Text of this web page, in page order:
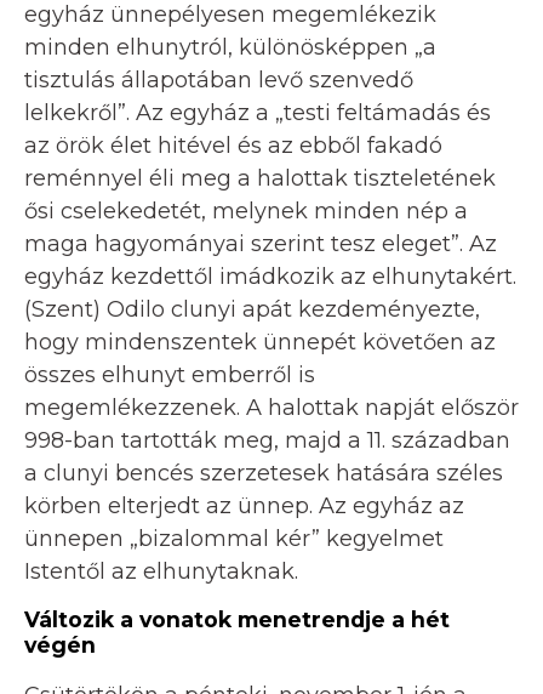
egyház ünnepélyesen megemlékezik
minden elhunytról, különösképpen „a
tisztulás állapotában levő szenvedő
lelkekről”. Az egyház a „testi feltámadás és
az örök élet hitével és az ebből fakadó
reménnyel éli meg a halottak tiszteletének
ősi cselekedetét, melynek minden nép a
maga hagyományai szerint tesz eleget”. Az
egyház kezdettől imádkozik az elhunytakért.
(Szent) Odilo clunyi apát kezdeményezte,
hogy mindenszentek ünnepét követően az
összes elhunyt emberről is
megemlékezzenek. A halottak napját először
998-ban tartották meg, majd a 11. században
a clunyi bencés szerzetesek hatására széles
körben elterjedt az ünnep. Az egyház az
ünnepen „bizalommal kér” kegyelmet
Istentől az elhunytaknak.
Változik a vonatok menetrendje a hét
végén